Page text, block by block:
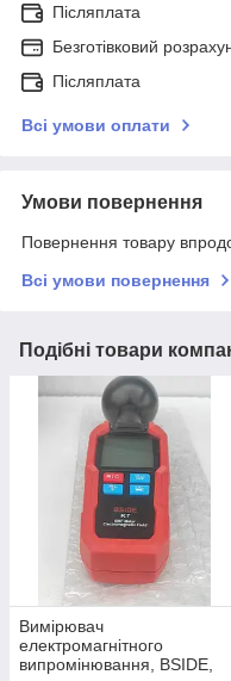
Післяплата
Безготівковий
Післяплата
Всі умови оплати
Умови повернення
Повернення товару
Всі умови повернення
Подібні товари
Вимірювач
електромагнітного
випромінювання, BSIDE,